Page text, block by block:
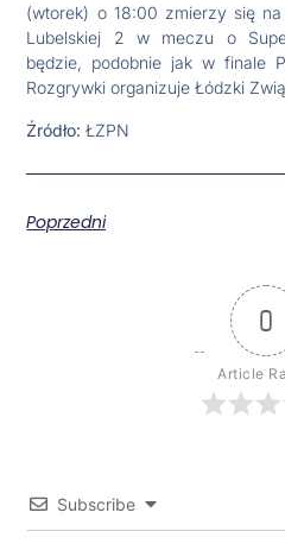
(wtorek) o 18:00 zmierzy się
Lubelskiej 2 w meczu o
będzie, podobnie jak w finale
Rozgrywki organizuje Łódzki
Źródło:ŁZPN
Poprzedni
0
Article
Subscribe